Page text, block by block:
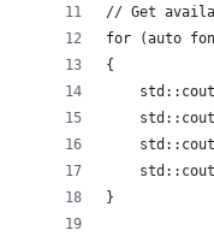
// Get
for (auto
{
}